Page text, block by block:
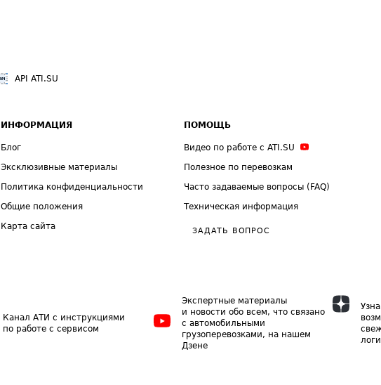
API ATI.SU
ИНФОРМАЦИЯ
Блог
Эксклюзивные материалы
Политика конфиденциальности
Общие положения
Карта сайта
ПОМОЩЬ
Видео по работе с ATI.SU
Полезное по перевозкам
Часто задаваемые вопросы (FAQ)
Техническая информация
ЗАДАТЬ ВОПРОС
Канал АТИ с инструкциями
по работе с сервисом
Экспертные материалы
и новости обо всем, что связано
с автомобильными
грузоперевозками, на нашем
Дзене